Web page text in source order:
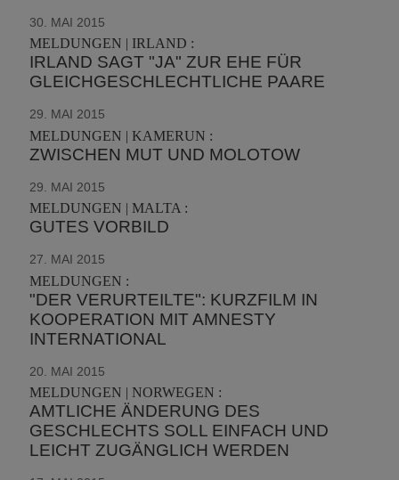
30. MAI 2015
MELDUNGEN | IRLAND :
IRLAND SAGT "JA" ZUR EHE FÜR
GLEICHGESCHLECHTLICHE PAARE
29. MAI 2015
MELDUNGEN | KAMERUN :
ZWISCHEN MUT UND MOLOTOW
29. MAI 2015
MELDUNGEN | MALTA :
GUTES VORBILD
27. MAI 2015
MELDUNGEN :
"DER VERURTEILTE": KURZFILM IN
KOOPERATION MIT AMNESTY
INTERNATIONAL
20. MAI 2015
MELDUNGEN | NORWEGEN :
AMTLICHE ÄNDERUNG DES
GESCHLECHTS SOLL EINFACH UND
LEICHT ZUGÄNGLICH WERDEN